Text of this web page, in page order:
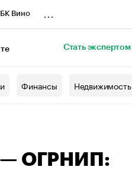
Вино
Стать экспертом
Финансы Недвижимость
— ОГРНИП: